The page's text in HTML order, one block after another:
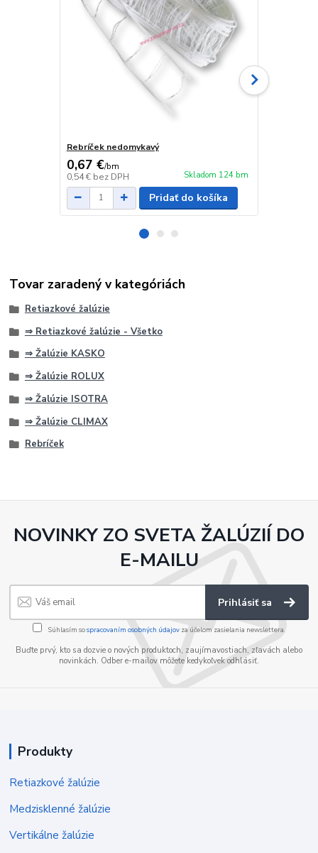
Rebríček nedomykavý
0,67 €/bm
0,54 € bez DPH Skladom 124 bm
Pridať do košíka
Tovar zaradený v kategóriách
Retiazkové žalúzie
⇒ Retiazkové žalúzie - Všetko
⇒ Žalúzie KASKO
⇒ Žalúzie ROLUX
⇒ Žalúzie ISOTRA
⇒ Žalúzie CLIMAX
Rebríček
NOVINKY ZO SVETA ŽALÚZIÍ DO
E-MAILU
Prihlásiť sa
Súhlasím sospracovaním osobných údajov za účelom zasielania newslettera.
Buďte prvý, kto sa dozvie o nových produktoch, zaujímavostiach, zľavách alebo
novinkách. Odber e-mailov môžete kedykoľvek odhlásiť.
Produkty
Retiazkové žalúzie
Medzisklenné žalúzie
Vertikálne žalúzie